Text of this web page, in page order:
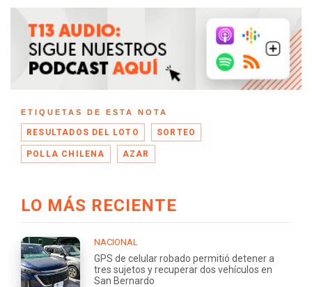
ETIQUETAS DE ESTA NOTA
RESULTADOS DEL LOTO SORTEO
POLLA CHILENA AZAR
LO MÁS RECIENTE
NACIONAL
GPS de celular robado permitió detener a
tres sujetos y recuperar dos vehículos en
San Bernardo